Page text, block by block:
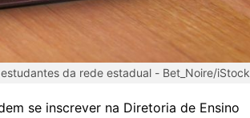
da rede estadual - Bet_Noire/iStock
se inscrever na Diretoria de Ensino